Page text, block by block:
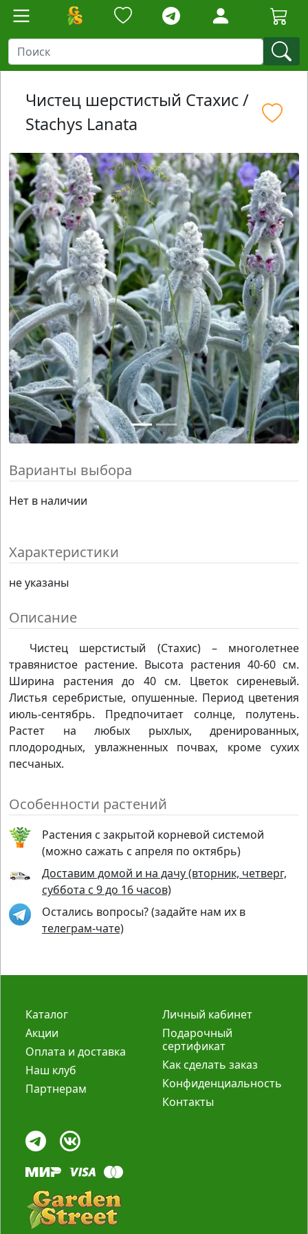
Чистец шерстистый Стахис /
Stachys Lanata
Варианты выбора
Нет в наличии
Характеристики
не указаны
Описание
Чистец шерстистый (Стахис) – многолетнее
травянистое растение. Высота растения 40-60 см.
Ширина растения до 40 см. Цветок сиреневый.
Листья серебристые, опушенные. Период цветения
июль-сентябрь. Предпочитает солнце, полутень.
Растет на любых рыхлых, дренированных,
плодородных, увлажненных почвах, кроме сухих
песчаных.
Особенности растений
Растения с закрытой корневой системой
(можно сажать с апреля по октябрь)
Доставим домой и на дачу (вторник, четверг,
суббота с 9 до 16 часов)
Остались вопросы? (задайте нам их в
телеграм-чате)
Каталог
Акции
Оплата и доставка
Наш клуб
Партнерам
Личный кабинет
Подарочный
сертификат
Как сделать заказ
Конфиденциальность
Контакты